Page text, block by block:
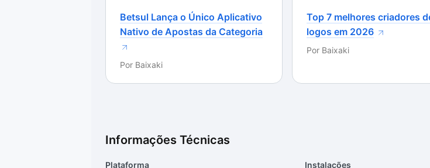
Betsul Lança o Único Aplicativo
Nativo de Apostas da Categoria
Por Baixaki
Top 7 melhores criadores
logos em 2026
Por Baixaki
Informações Técnicas
Plataforma Instalações